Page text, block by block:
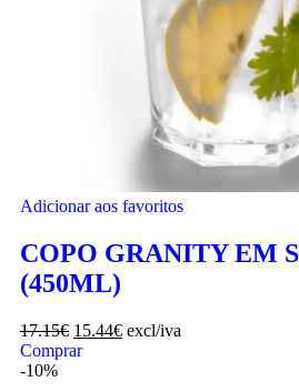
Adicionar aos favoritos
COPO GRANITY EM
(450ML)
17.15€ 15.44€ excl/iva
Comprar
-10%